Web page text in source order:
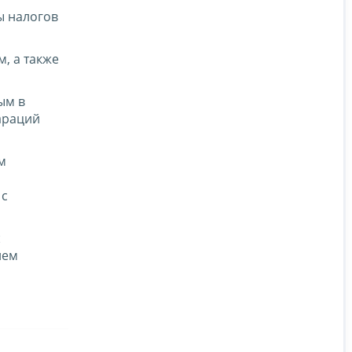
налогов
а также
в